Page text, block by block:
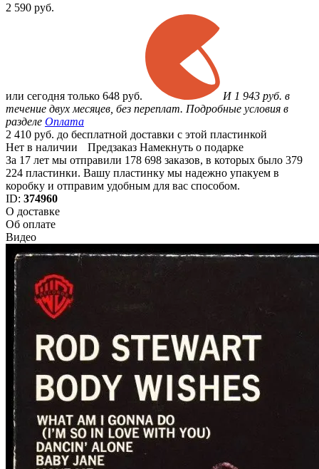
2 590 руб.
или сегодня только 648 руб.
И 1 943 руб. в
течение двух месяцев, без переплат. Подробные условия в
разделе Оплата
2 410 руб. до бесплатной доставки с этой пластинкой
Нет в наличии
Предзаказ Намекнуть о подарке
За 17 лет мы отправили 178 698 заказов, в которых было 379
224 пластинки. Вашу пластинку мы надежно упакуем в
коробку и отправим удобным для вас способом.
ID: 374960
О доставке
Об оплате
Видео